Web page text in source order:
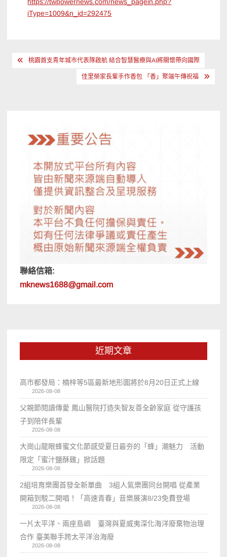
iType=1009&n_id=292475
文 桃園首支青年城市代表隊啟航 結合智慧醫療與AI將關懷帶向國際
佳里榮家長輩手作香包 「香」聚端午傳祝福
聯絡信箱:
mknews1688@gmail.com
近期文章
高市都發局：楠梓等5區最新地形圖將於8月20日正式上線
2026-08-08
父親節閱讀傳愛 鳳山醫院打造失智友善全齡家庭 從守護孩
子到陪伴長輩
2026-08-08
大崗山龍眼蜂蜜文化節感受夏日最夯的「蜂」潮魅力 活動
限定「蜜汁鹽酥雞」掀話題
2026-08-08
2組培育樂團首發全新單曲 3組人氣樂團同台開唱 從產業
開箱到駁二開唱！「高速青春」音樂展演8/23免費登場
2026-08-08
一片太平洋、兩座島嶼 臺灣與夏威夷深化海洋廢棄物治理
合作 臺美聯手跨太平洋治海廢
2026-08-08